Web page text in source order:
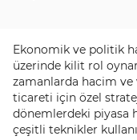
Ekonomik ve politik
üzerinde kilit rol
zamanlarda hacim ve
ticareti için özel
dönemlerdeki piyasa
çeşitli teknikler